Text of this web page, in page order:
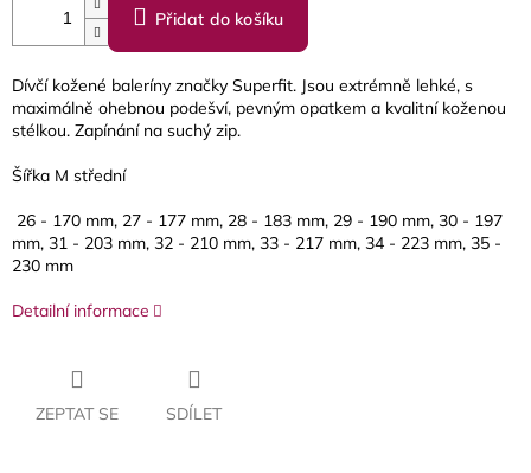
Přidat do košíku
Dívčí kožené baleríny značky Superfit. Jsou extrémně lehké, s
maximálně ohebnou podešví, pevným opatkem a kvalitní koženou
stélkou. Zapínání na suchý zip.
Šířka M střední
26 - 170 mm, 27 - 177 mm, 28 - 183 mm, 29 - 190 mm, 30 - 197
mm, 31 - 203 mm, 32 - 210 mm, 33 - 217 mm, 34 - 223 mm, 35 -
230 mm
Detailní informace
ZEPTAT SE SDÍLET